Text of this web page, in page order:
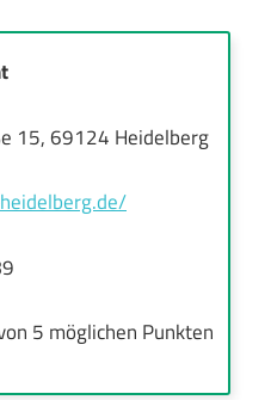
15, 69124 Heidelberg
5 möglichen Punkten